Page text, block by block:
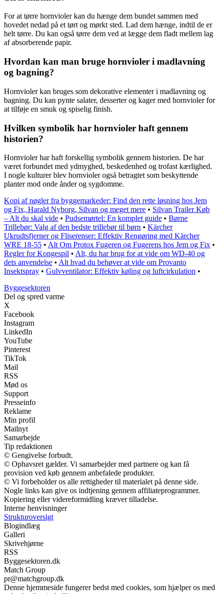
For at tørre hornvioler kan du hænge dem bundet sammen med
hovedet nedad på et tørt og mørkt sted. Lad dem hænge, indtil de er
helt tørre. Du kan også tørre dem ved at lægge dem fladt mellem lag
af absorberende papir.
Hvordan kan man bruge hornvioler i madlavning
og bagning?
Hornvioler kan bruges som dekorative elementer i madlavning og
bagning. Du kan pynte salater, desserter og kager med hornvioler for
at tilføje en smuk og spiselig finish.
Hvilken symbolik har hornvioler haft gennem
historien?
Hornvioler har haft forskellig symbolik gennem historien. De har
været forbundet med ydmyghed, beskedenhed og trofast kærlighed.
I nogle kulturer blev hornvioler også betragtet som beskyttende
planter mod onde ånder og sygdomme.
Kopi af nøgler fra byggemarkeder: Find den rette løsning hos Jem
og Fix, Harald Nyborg, Silvan og meget mere • Silvan Trailer Køb
– Alt du skal vide • Pudsemørtel: En komplet guide • Børne
Trillebør: Valg af den bedste trillebør til børn • Kärcher
Ukrudtsfjerner og Fliserenser: Effektiv Rengøring med Kärcher
WRE 18-55 • Alt Om Protox Fugeren og Fugerens hos Jem og Fix •
Regler for Kongespil • Alt, du har brug for at vide om WD-40 og
dets anvendelse • Alt hvad du behøver at vide om Provanto
Insektspray • Gulvventilator: Effektiv køling og luftcirkulation •
Byggesektoren
Del og spred varme
X
Facebook
Instagram
LinkedIn
YouTube
Pinterest
TikTok
Mail
RSS
Mød os
Support
Presseinfo
Reklame
Min profil
Mailnyt
Samarbejde
Tip redaktionen
© Gengivelse forbudt.
© Ophavsret gælder. Vi samarbejder med partnere og kan få
provision ved køb gennem anbefalede produkter.
© Vi forbeholder os alle rettigheder til materialet på denne side.
Nogle links kan give os indtjening gennem affiliateprogrammer.
Kopiering eller videreformidling kræver tilladelse.
Interne henvisninger
Strukturoversigt
Blogindlæg
Galleri
Skrivehjørne
RSS
Byggesektoren.dk
Match Group
pr@matchgroup.dk
Denne hjemmeside fungerer bedst med cookies, som hjælper os med